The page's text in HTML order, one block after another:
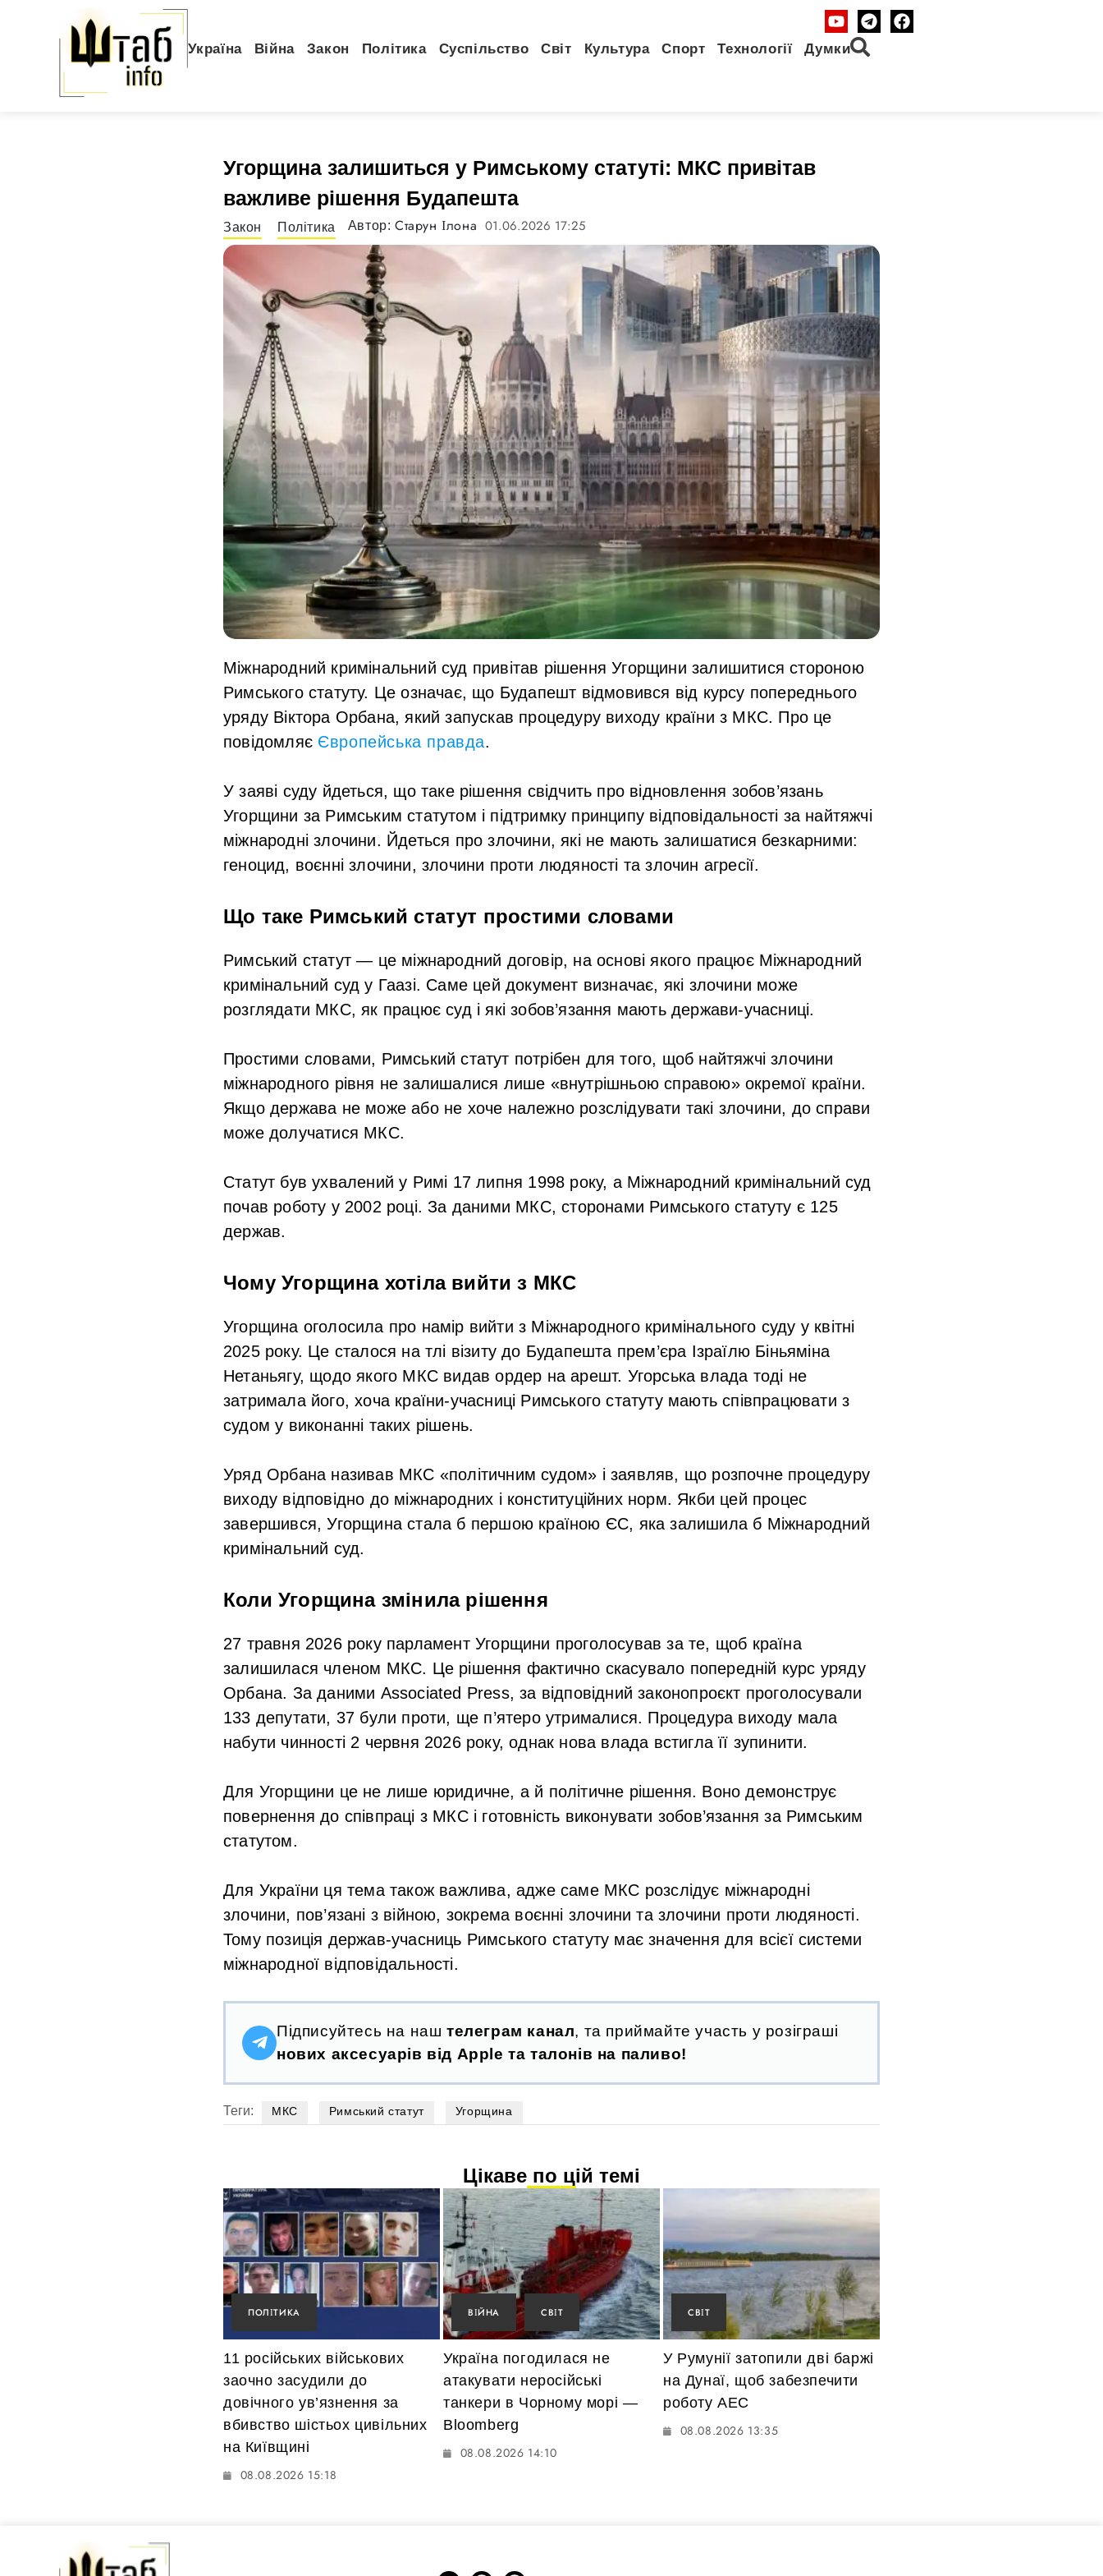
Україна Війна Закон Політика Суспільство Світ Культура Спорт Технології Думки
Угорщина залишиться у Римському статуті: МКС привітав
важливе рішення Будапешта
Закон Політика Автор:Старун Ілона 01.06.2026 17:25
Міжнародний кримінальний суд привітав рішення Угорщини залишитися стороною
Римського статуту. Це означає, що Будапешт відмовився від курсу попереднього
уряду Віктора Орбана, який запускав процедуру виходу країни з МКС. Про це
повідомляє Європейська правда.
У заяві суду йдеться, що таке рішення свідчить про відновлення зобов’язань
Угорщини за Римським статутом і підтримку принципу відповідальності за найтяжчі
міжнародні злочини. Йдеться про злочини, які не мають залишатися безкарними:
геноцид, воєнні злочини, злочини проти людяності та злочин агресії.
Що таке Римський статут простими словами
Римський статут — це міжнародний договір, на основі якого працює Міжнародний
кримінальний суд у Гаазі. Саме цей документ визначає, які злочини може
розглядати МКС, як працює суд і які зобов’язання мають держави-учасниці.
Простими словами, Римський статут потрібен для того, щоб найтяжчі злочини
міжнародного рівня не залишалися лише «внутрішньою справою» окремої країни.
Якщо держава не може або не хоче належно розслідувати такі злочини, до справи
може долучатися МКС.
Статут був ухвалений у Римі 17 липня 1998 року, а Міжнародний кримінальний суд
почав роботу у 2002 році. За даними МКС, сторонами Римського статуту є 125
держав.
Чому Угорщина хотіла вийти з МКС
Угорщина оголосила про намір вийти з Міжнародного кримінального суду у квітні
2025 року. Це сталося на тлі візиту до Будапешта прем’єра Ізраїлю Біньяміна
Нетаньягу, щодо якого МКС видав ордер на арешт. Угорська влада тоді не
затримала його, хоча країни-учасниці Римського статуту мають співпрацювати з
судом у виконанні таких рішень.
Уряд Орбана називав МКС «політичним судом» і заявляв, що розпочне процедуру
виходу відповідно до міжнародних і конституційних норм. Якби цей процес
завершився, Угорщина стала б першою країною ЄС, яка залишила б Міжнародний
кримінальний суд.
Коли Угорщина змінила рішення
27 травня 2026 року парламент Угорщини проголосував за те, щоб країна
залишилася членом МКС. Це рішення фактично скасувало попередній курс уряду
Орбана. За даними Associated Press, за відповідний законопроєкт проголосували
133 депутати, 37 були проти, ще п’ятеро утрималися. Процедура виходу мала
набути чинності 2 червня 2026 року, однак нова влада встигла її зупинити.
Для Угорщини це не лише юридичне, а й політичне рішення. Воно демонструє
повернення до співпраці з МКС і готовність виконувати зобов’язання за Римським
статутом.
Для України ця тема також важлива, адже саме МКС розслідує міжнародні
злочини, пов’язані з війною, зокрема воєнні злочини та злочини проти людяності.
Тому позиція держав-учасниць Римського статуту має значення для всієї системи
міжнародної відповідальності.
Підписуйтесь на наш телеграм канал, та приймайте участь у розіграші
нових аксесуарів від Apple та талонів на паливо!
Теги: МКС Римський статут Угорщина
Цікаве по цій темі
ПОЛІТИКА
11 російських військових
заочно засудили до
довічного ув’язнення за
вбивство шістьох цивільних
на Київщині
08.08.2026 15:18
ВІЙНА СВІТ
Україна погодилася не
атакувати неросійські
танкери в Чорному морі —
Bloomberg
08.08.2026 14:10
СВІТ
У Румунії затопили дві баржі
на Дунаї, щоб забезпечити
роботу АЕС
08.08.2026 13:35